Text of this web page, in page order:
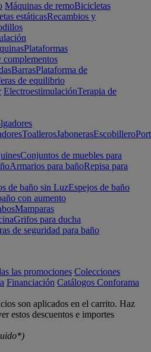
Máquinas de remoBicicletas
estáticasRecambios y
Plataformas
complementos
BarrasPlataforma de
de equilibrio
ElectroestimulaciónTerapia de
ToallerosJabonerasEscobillero
Conjuntos de muebles para
Armarios para bañoRepisa para
de baño sin LuzEspejos de baño
con aumento
Mamparas
Grifos para ducha
de seguridad para baño
las promociones Colecciones
Financiación Catálogos Conforama
son aplicados en el carrito. Haz
estos descuentos e importes